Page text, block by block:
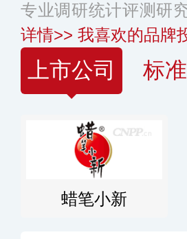
专业调研统计评测研
详情>> 我喜欢的品牌
上市公司 标
蜡笔小新